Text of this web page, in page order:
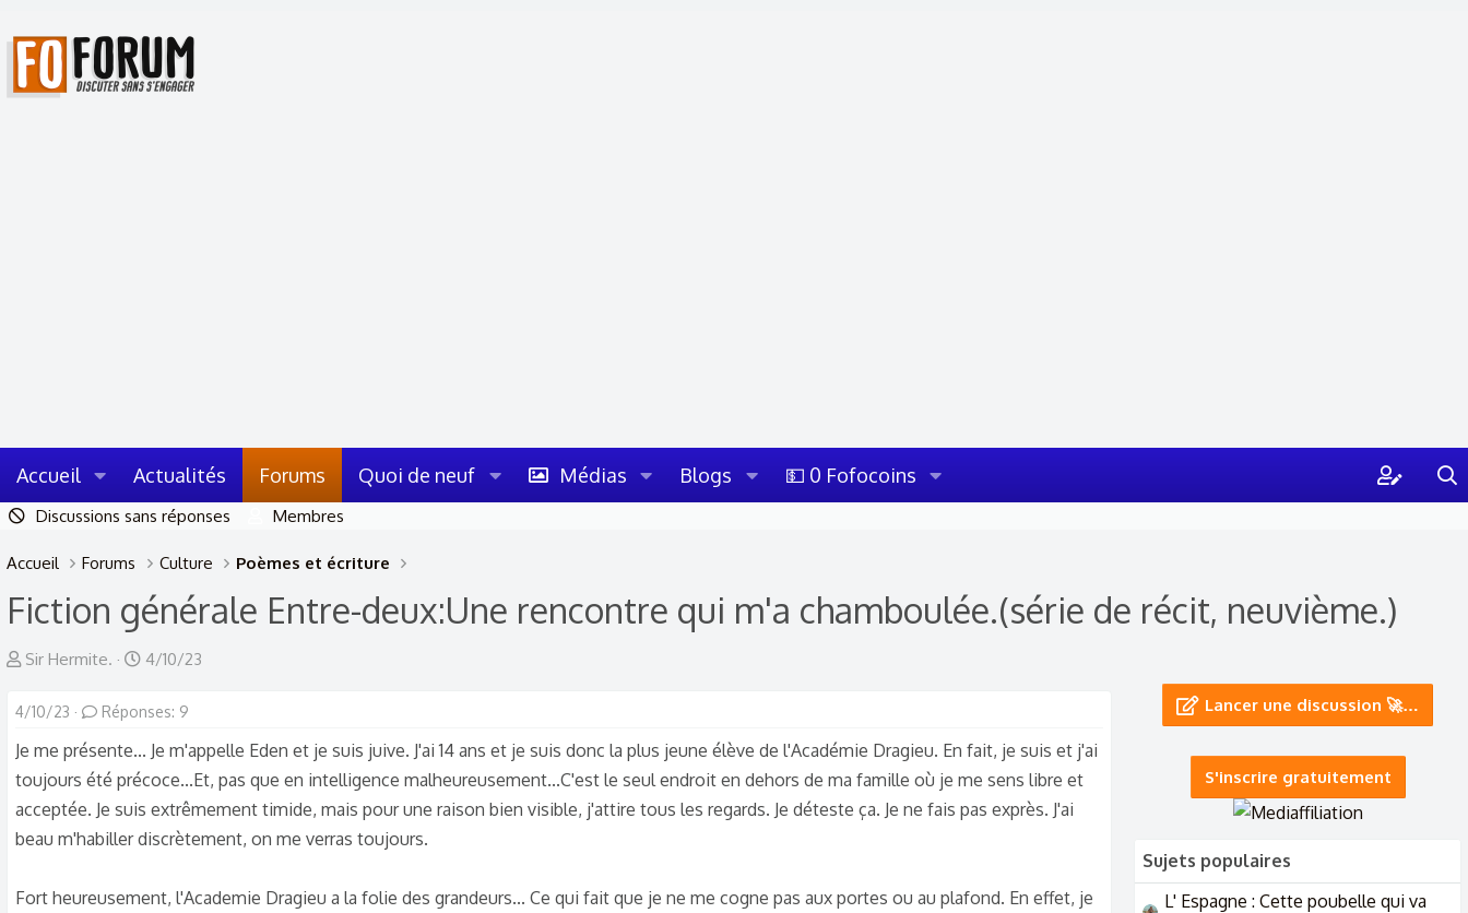
Accueil Actualités Forums Quoi de neuf Médias Blogs 💵 0 Fofocoins
Discussions sans réponses Membres
Accueil Forums Culture Poèmes et écriture
Fiction générale Entre-deux:Une rencontre qui m'a chamboulée.(série de récit, neuvième.)
A
t
d
e
a
Sir Hermite.
D
t
e
d
é
u
4/10/23
4/10/23 Réponses: 9
Je me présente... Je m'appelle Eden et je suis juive. J'ai 14 ans et je suis donc la plus jeune élève de l'Académie Dragieu. En fait, je suis et j'ai
toujours été précoce...Et, pas que en intelligence malheureusement...C'est le seul endroit en dehors de ma famille où je me sens libre et
acceptée. Je suis extrêmement timide, mais pour une raison bien visible, j'attire tous les regards. Je déteste ça. Je ne fais pas exprès. J'ai
beau m'habiller discrètement, on me verras toujours.
Fort heureusement, l'Academie Dragieu a la folie des grandeurs... Ce qui fait que je ne me cogne pas aux portes ou au plafond. En effet, je
Lancer une discussion 🚀…
S'inscrire gratuitement
Sujets populaires
L' Espagne : Cette poubelle qui va